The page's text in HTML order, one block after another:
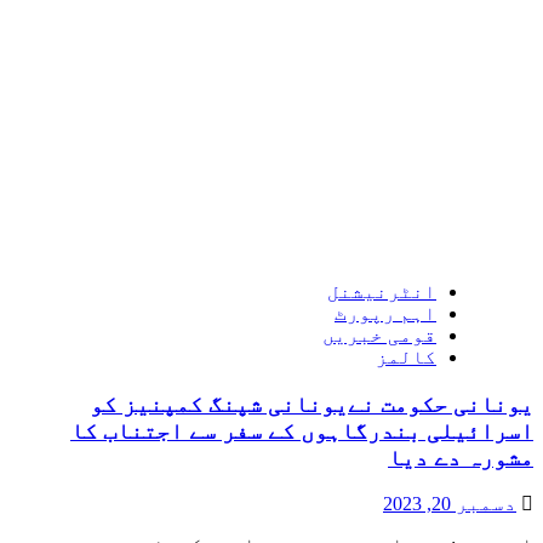
انٹرنیشنل
اہم رپورٹ
قومی خبریں
کالمز
یونانی حکومت نےیونانی شپنگ کمپنیز کو
اسرائیلی بندرگاہوں کے سفر سے اجتناب کا
مشورہ دے دیا
دسمبر 20, 2023